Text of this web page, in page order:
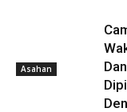
Asahan